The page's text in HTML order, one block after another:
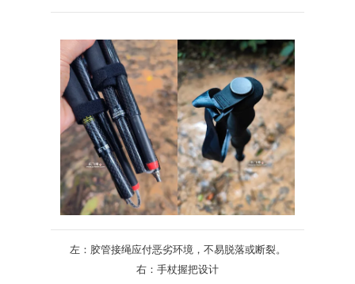
左：胶管接绳应付恶劣环境，不易脱落或断裂。
右：手杖握把设计